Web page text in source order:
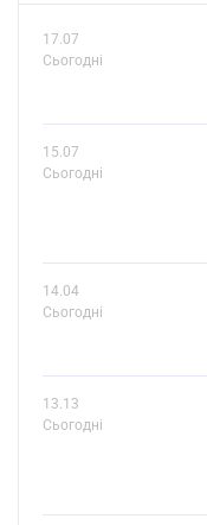
17.07
Сьогодні
15.07
Сьогодні
14.04
Сьогодні
13.13
Сьогодні